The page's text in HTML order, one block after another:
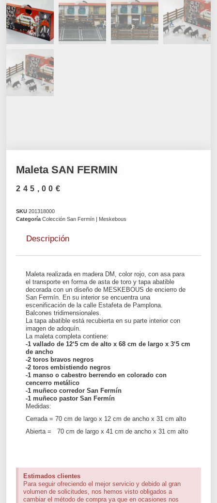
Maleta SAN FERMIN
245,00 €
SKU201318000
Categoría Colección San Fermín | Meskebous
Descripción
Maleta realizada en madera DM, color rojo, con asa para
el transporte en forma de asta de toro y tapa abatible
decorada con un diseño de MESKEBOUS de encierro de
San Fermín. En su interior se encuentra una
escenificación de la calle Estafeta de Pamplona.
Balcones tridimensionales.
La tapa abatible está recubierta en su parte interior con
imagen de adoquín.
La maleta completa contiene:
-1 vallado de 12‘5 cm de alto x 68 cm de largo x 3‘5 cm
de ancho
-2 toros bravos negros
-2 toros embistiendo negros
-1 manso o cabestro berrendo en colorado con
cencerro metálico
-1 muñeco corredor San Fermín
-1 muñeco pastor San Fermín
Medidas:
Cerrada = 70 cm de largo x 12 cm de ancho x 31 cm alto
Abierta = 70 cm de largo x 41 cm de ancho x 31 cm alto
Estimados clientes
Para seguir ofreciendo el mejor servicio y debido al gran
volumen de solicitudes, nos hemos visto obligados a
cambiar el método de compra ya que en ocasiones nos